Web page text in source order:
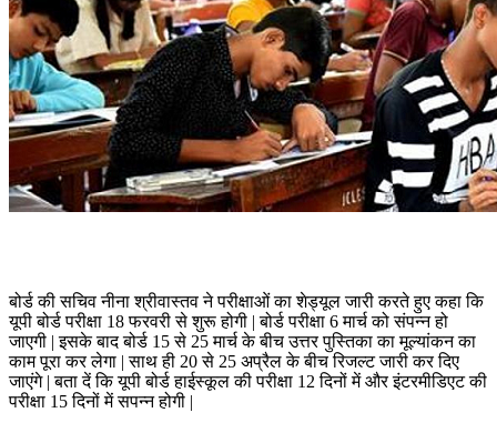
बोर्ड की सचिव नीना श्रीवास्तव ने परीक्षाओं का शेड्यूल जारी करते हुए कहा कि
यूपी बोर्ड परीक्षा 18 फरवरी से शुरू होगी | बोर्ड परीक्षा 6 मार्च को संपन्न हो
जाएगी | इसके बाद बोर्ड 15 से 25 मार्च के बीच उत्तर पुस्तिका का मूल्यांकन का
काम पूरा कर लेगा | साथ ही 20 से 25 अप्रैल के बीच रिजल्ट जारी कर दिए
जाएंगे | बता दें कि यूपी बोर्ड हाईस्कूल की परीक्षा 12 दिनों में और इंटरमीडिएट की
परीक्षा 15 दिनों में सपन्न होगी |